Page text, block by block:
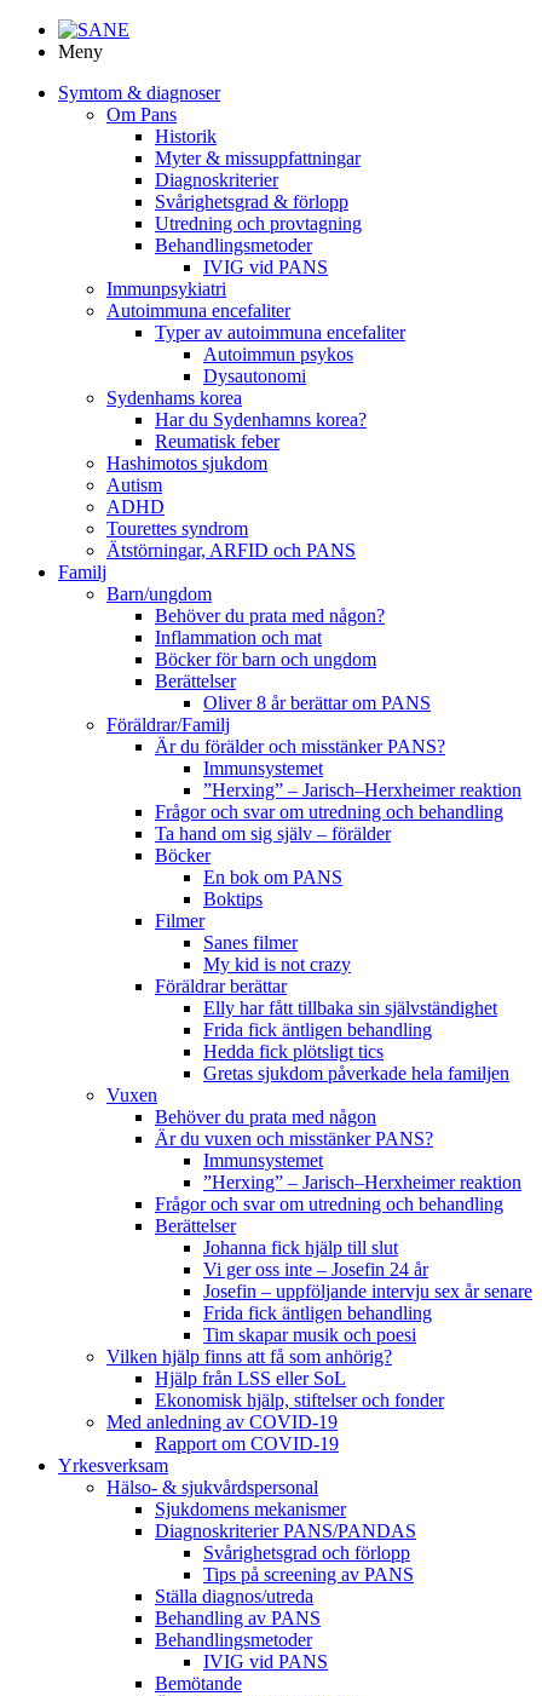
Meny
Symtom & diagnoser
Om Pans
Historik
Myter & missuppfattningar
Diagnoskriterier
Svårighetsgrad & förlopp
Utredning och provtagning
Behandlings­metoder
IVIG vid PANS
Immunpsykiatri
Autoimmuna encefaliter
Typer av autoimmuna encefaliter
Autoimmun psykos
Dysautonomi
Sydenhams korea
Har du Sydenhamns korea?
Reumatisk feber
Hashimotos sjukdom
Autism
ADHD
Tourettes syndrom
Ätstörningar, ARFID och PANS
Familj
Barn/ungdom
Behöver du prata med någon?
Inflammation och mat
Böcker för barn och ungdom
Berättelser
Oliver 8 år berättar om PANS
Föräldrar/Familj
Är du förälder och misstänker PANS?
Immunsystemet
”Herxing” – Jarisch–Herxheimer reaktion
Frågor och svar om utredning och behandling
Ta hand om sig själv – förälder
Böcker
En bok om PANS
Boktips
Filmer
Sanes filmer
My kid is not crazy
Föräldrar berättar
Elly har fått tillbaka sin självständighet
Frida fick äntligen behandling
Hedda fick plötsligt tics
Gretas sjukdom påverkade hela familjen
Vuxen
Behöver du prata med någon
Är du vuxen och misstänker PANS?
Immunsystemet
”Herxing” – Jarisch–Herxheimer reaktion
Frågor och svar om utredning och behandling
Berättelser
Johanna fick hjälp till slut
Vi ger oss inte – Josefin 24 år
Josefin – uppföljande intervju sex år senare
Frida fick äntligen behandling
Tim skapar musik och poesi
Vilken hjälp finns att få som anhörig?
Hjälp från LSS eller SoL
Ekonomisk hjälp, stiftelser och fonder
Med anledning av COVID-19
Rapport om COVID-19
Yrkesverksam
Hälso- & sjukvårdspersonal
Sjukdomens mekanismer
Diagnoskriterier PANS/PANDAS
Svårighetsgrad och förlopp
Tips på screening av PANS
Ställa diagnos/utreda
Behandling av PANS
Behandlings­metoder
IVIG vid PANS
Bemötande